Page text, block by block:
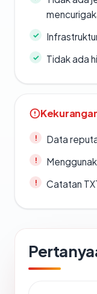
Tidak ada
Data
Catatan